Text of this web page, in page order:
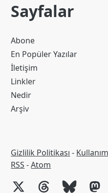
Sayfalar
Abone
En Popüler Yazılar
İletişim
Linkler
Nedir
Arşiv
Gizlilik Politikası -
RSS
RSS -Atom